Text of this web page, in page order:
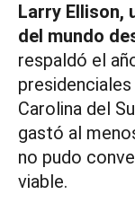
Larry Ellison,
del mundo
respaldó el
Carolina del
gastó al
no pudo
viable.